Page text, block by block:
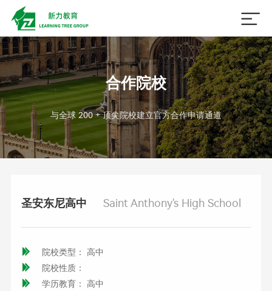

合作院校
与全球 200 + 顶尖院校建立官方合作申请通道
圣安东尼高中 Saint Anthony's High School
 院校类型： 高中
 院校性质：
 学历教育： 高中